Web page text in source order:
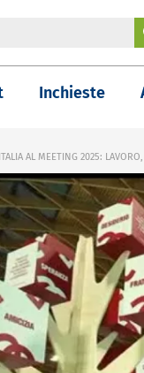
Inchieste
AL MEETING 2025: